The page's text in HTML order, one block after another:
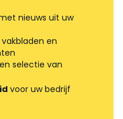
nieuws uit uw
en
selectie van
voor uw bedrijf